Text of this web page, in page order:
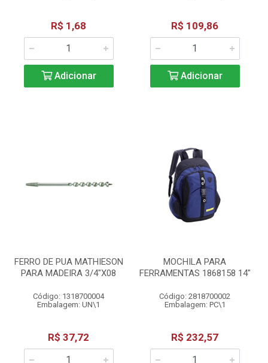
R$ 1,68
Adicionar
R$ 109,86
Adicionar
FERRO DE PUA MATHIESON
PARA MADEIRA 3/4"X08
Código: 1318700004
Embalagem: UN\1
R$ 37,72
MOCHILA PARA
FERRAMENTAS 1868158 14"
Código: 2818700002
Embalagem: PC\1
R$ 232,57